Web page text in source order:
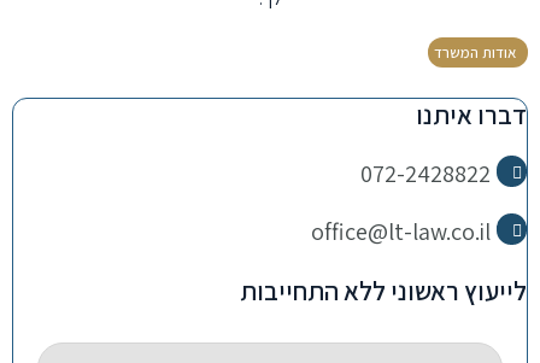
אודות המשרד
דברו איתנו
072-2428822
office@lt-law.co.il
לייעוץ ראשוני ללא התחייבות